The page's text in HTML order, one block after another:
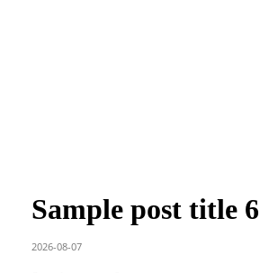
Sample post title 6
2026-08-07